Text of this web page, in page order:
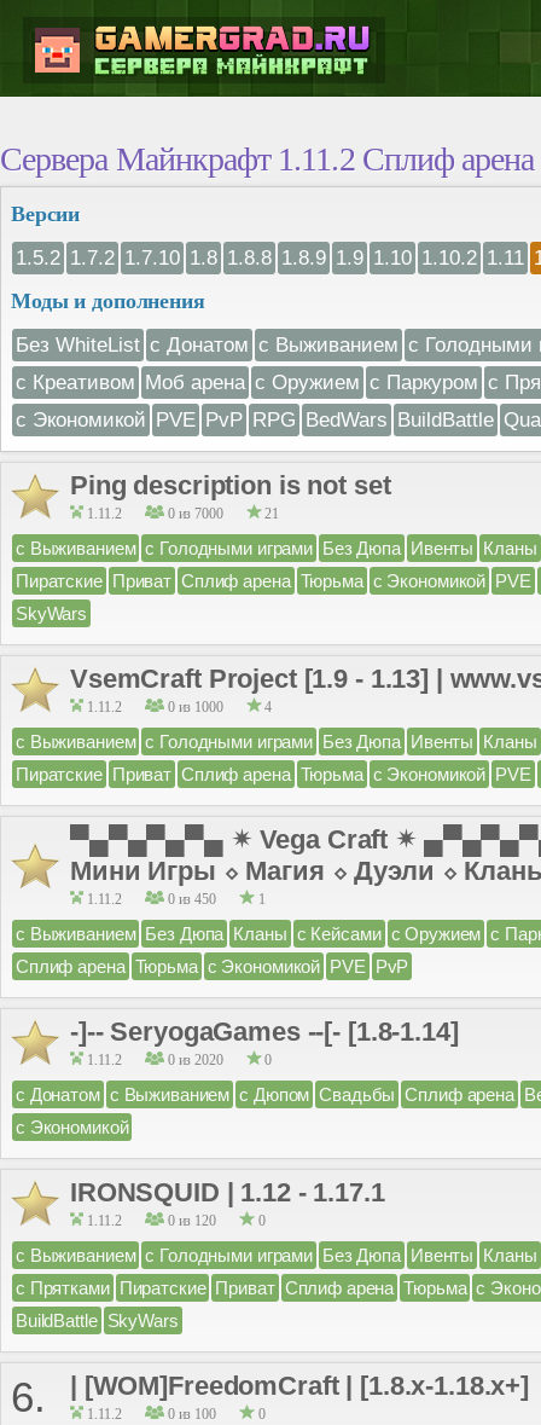
Сервера Майнкрафт 1.11.2 Сплиф арена
Версии
1.5.2 1.7.2 1.7.10 1.8 1.8.8 1.8.9 1.9 1.10 1.10.2 1.11
Моды и дополнения
Без WhiteList с Донатом с Выживанием с Голодными
с Креативом Моб арена с Оружием с Паркуром с
с Экономикой PVE PvP RPG BedWars BuildBattle
Ping description is not set
1.11.2 0 из 7000 21
с Выживанием с Голодными играми Без Дюпа Ивенты Кланы
Пиратские Приват Сплиф арена Тюрьма с Экономикой PVE
SkyWars
VsemCraft Project [1.9 - 1.13] |
1.11.2 0 из 1000 4
с Выживанием с Голодными играми Без Дюпа Ивенты Кланы
Пиратские Приват Сплиф арена Тюрьма с Экономикой PVE
▀▄▀▄▀▄▀▄ ✴ Vega Craft ✴
Мини Игры ⬦ Магия ⬦ Дуэли ⬦
1.11.2 0 из 450 1
с Выживанием Без Дюпа Кланы с Кейсами с Оружием с
Сплиф арена Тюрьма с Экономикой PVE PvP
-]-- SeryogaGames --[- [1.8-1.14]
1.11.2 0 из 2020 0
с Донатом с Выживанием с Дюпом Свадьбы Сплиф арена
с Экономикой
IRONSQUID | 1.12 - 1.17.1
1.11.2 0 из 120 0
с Выживанием с Голодными играми Без Дюпа Ивенты Кланы
с Прятками Пиратские Приват Сплиф арена Тюрьма с
BuildBattle SkyWars
6. | [WOM]FreedomCraft | [1.8.x-1.18.x+]
1.11.2 0 из 100 0